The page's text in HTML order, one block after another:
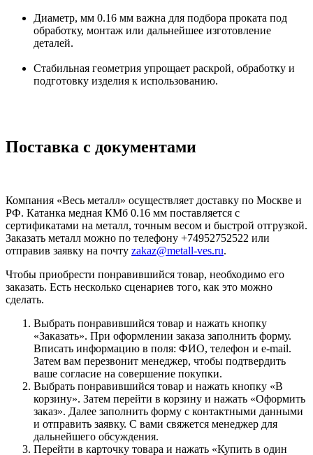
Диаметр, мм 0.16 мм важна для подбора проката под
обработку, монтаж или дальнейшее изготовление
деталей.
Стабильная геометрия упрощает раскрой, обработку и
подготовку изделия к использованию.
Поставка с документами
Компания «Весь металл» осуществляет доставку по Москве и
РФ. Катанка медная КМб 0.16 мм поставляется с
сертификатами на металл, точным весом и быстрой отгрузкой.
Заказать металл можно по телефону +74952752522 или
отправив заявку на почту zakaz@metall-ves.ru.
Чтобы приобрести понравившийся товар, необходимо его
заказать. Есть несколько сценариев того, как это можно
сделать.
Выбрать понравившийся товар и нажать кнопку
«Заказать». При оформлении заказа заполнить форму.
Вписать информацию в поля: ФИО, телефон и e-mail.
Затем вам перезвонит менеджер, чтобы подтвердить
ваше согласие на совершение покупки.
Выбрать понравившийся товар и нажать кнопку «В
корзину». Затем перейти в корзину и нажать «Оформить
заказ». Далее заполнить форму с контактными данными
и отправить заявку. С вами свяжется менеджер для
дальнейшего обсуждения.
Перейти в карточку товара и нажать «Купить в один